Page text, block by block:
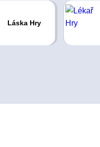
Láska Hry